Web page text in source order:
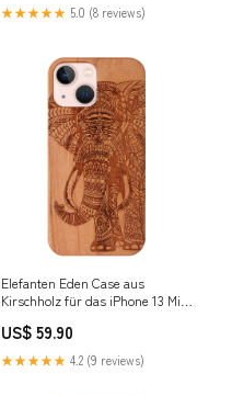
★★★★★ 5.0 (8 reviews)
Elefanten Eden Case aus
Kirschholz für das iPhone 13 Mini
US$ 59.90
★★★★★ 4.2 (9 reviews)